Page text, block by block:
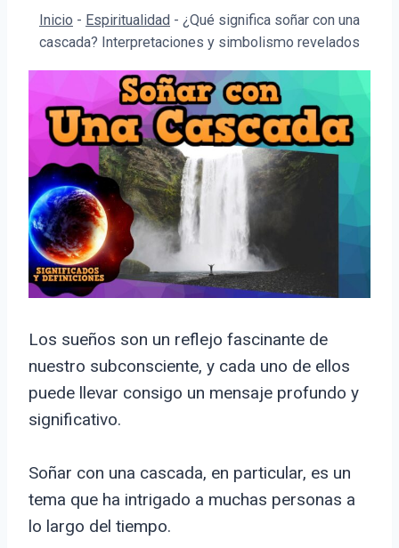
Inicio - Espiritualidad - ¿Qué significa soñar con una
cascada? Interpretaciones y simbolismo revelados
Los sueños son un reflejo fascinante de
nuestro subconsciente, y cada uno de ellos
puede llevar consigo un mensaje profundo y
significativo.
Soñar con una cascada, en particular, es un
tema que ha intrigado a muchas personas a
lo largo del tiempo.